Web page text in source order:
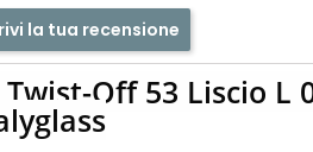
la tua recensione
Off 53 Liscio L